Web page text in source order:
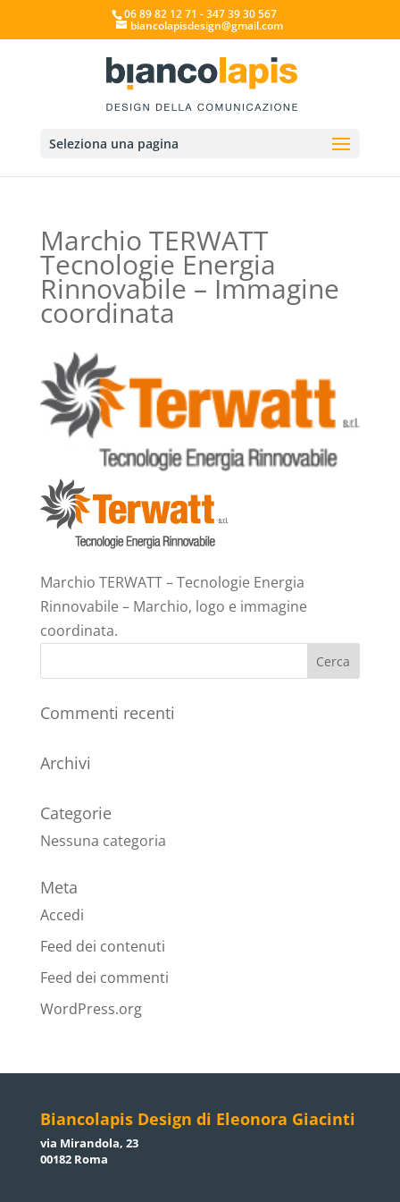
06 89 82 12 71 - 347 39 30 567
biancolapisdesign@gmail.com
Seleziona una pagina
Marchio TERWATT
Tecnologie Energia
Rinnovabile – Immagine
coordinata
Marchio TERWATT – Tecnologie Energia
Rinnovabile – Marchio, logo e immagine
coordinata.
Commenti recenti
Archivi
Categorie
Nessuna categoria
Meta
Accedi
Feed dei contenuti
Feed dei commenti
WordPress.org
Biancolapis Design di Eleonora Giacinti
via Mirandola, 23
00182 Roma